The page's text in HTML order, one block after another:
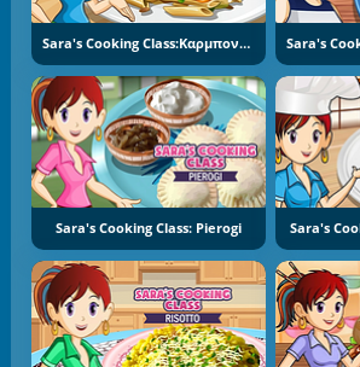
Sara's Cooking Class:Καρμπονάρα
Sara's Cooking Class: Pierogi Sara's